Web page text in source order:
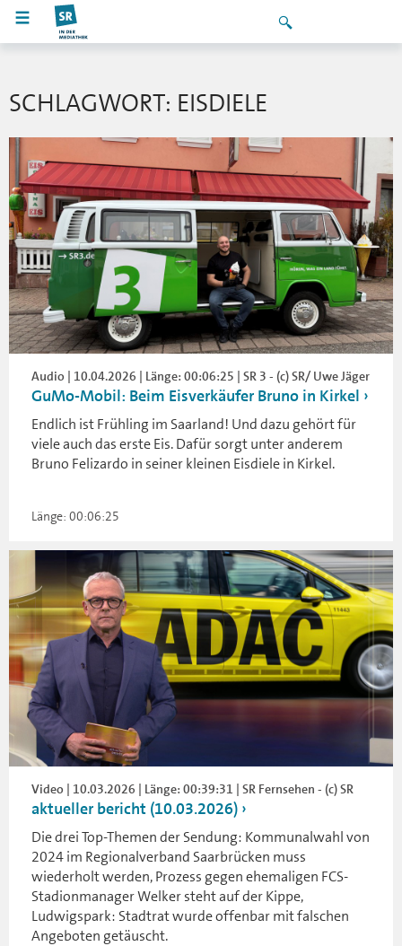
SCHLAGWORT: EISDIELE
Audio | 10.04.2026 | Länge: 00:06:25 | SR 3 - (c) SR/ Uwe Jäger
GuMo-Mobil: Beim Eisverkäufer Bruno in Kirkel
Endlich ist Frühling im Saarland! Und dazu gehört für
viele auch das erste Eis. Dafür sorgt unter anderem
Bruno Felizardo in seiner kleinen Eisdiele in Kirkel.
Länge: 00:06:25
Video | 10.03.2026 | Länge: 00:39:31 | SR Fernsehen - (c) SR
aktueller bericht (10.03.2026)
Die drei Top-Themen der Sendung: Kommunalwahl von
2024 im Regionalverband Saarbrücken muss
wiederholt werden, Prozess gegen ehemaligen FCS-
Stadionmanager Welker steht auf der Kippe,
Ludwigspark: Stadtrat wurde offenbar mit falschen
Angeboten getäuscht.